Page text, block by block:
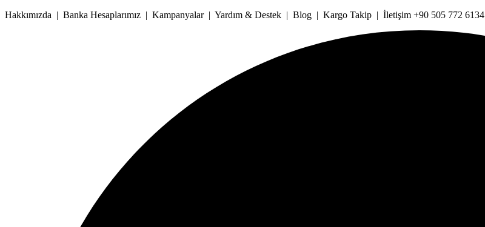
İçeriğe
Hakkımızda | Banka Hesaplarımız | Kampanyalar | Yardım & Destek | Blog | Kargo Takip | İletişim +90 505 772 6134